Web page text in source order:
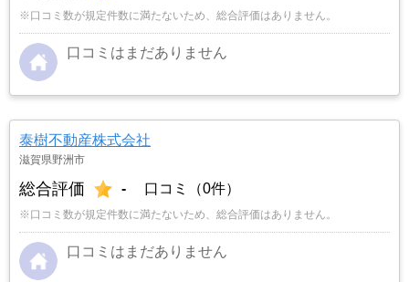
※口コミ数が規定件数に満たないため、総合評価はありません。
口コミはまだありません
泰樹不動産株式会社
滋賀県野洲市
総合評価 - 口コミ（0件）
※口コミ数が規定件数に満たないため、総合評価はありません。
口コミはまだありません